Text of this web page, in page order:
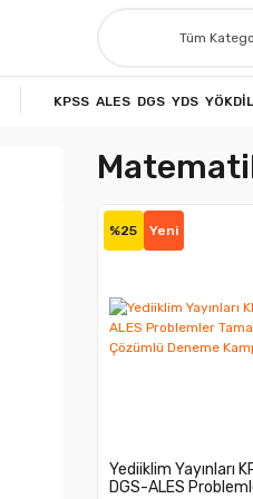
KPSS ALES DGS YDS YÖKDİL
%25 Yeni
Yediiklim Yayınları
DGS-ALES